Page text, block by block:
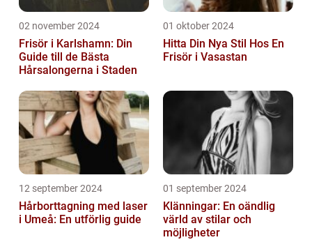
02 november 2024
Frisör i Karlshamn: Din
Guide till de Bästa
Hårsalongerna i Staden
01 oktober 2024
Hitta Din Nya Stil Hos En
Frisör i Vasastan
12 september 2024
Hårborttagning med laser
i Umeå: En utförlig guide
01 september 2024
Klänningar: En oändlig
värld av stilar och
möjligheter